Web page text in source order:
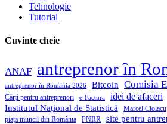
Tehnologie
Tutorial
Cuvinte cheie
ANAF antreprenor în
antreprenor în România 2026 Bitcoin Comisia
Cărți pentru antreprenori e-Factura idei de afaceri
Institutul Național de Statistică Marcel Ciolacu
piața muncii din România PNRR site pentru